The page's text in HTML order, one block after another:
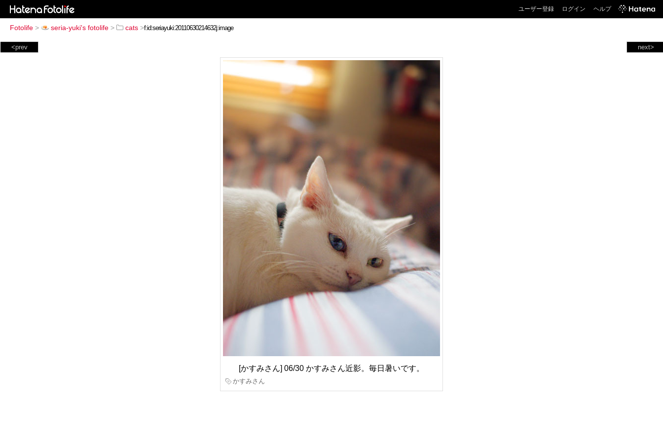
ユーザー登録 ログイン ヘルプ
Fotolife > seria-yuki's fotolife > cats >
next>
<prev
[かすみさん] 06/30 かすみさん近影。毎日暑いです。
かすみさん